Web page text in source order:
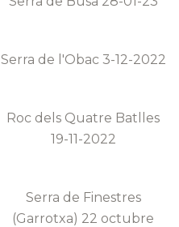
Serra de l'Obac 3-12-2022
Roc dels Quatre Batlles
19-11-2022
Serra de Finestres
(Garrotxa) 22 octubre